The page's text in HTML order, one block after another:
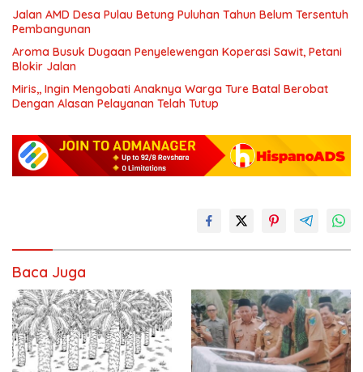
Jalan AMD Desa Pulau Betung Puluhan Tahun Belum Tersentuh
Pembangunan
Aroma Busuk Dugaan Penyelewengan Koperasi Sawit, Petani
Blokir Jalan
Miris,, Ingin Mengobati Anaknya Warga Ture Batal Berobat
Dengan Alasan Pelayanan Telah Tutup
Baca Juga